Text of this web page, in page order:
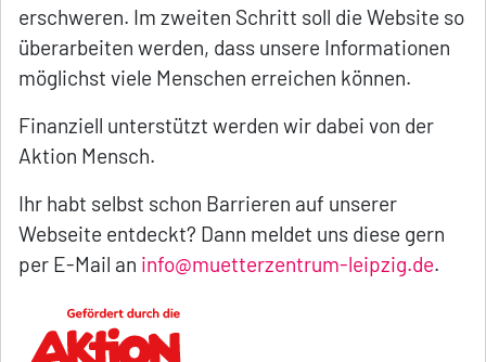
erschweren. Im zweiten Schritt soll die Website so
überarbeiten werden, dass unsere Informationen
möglichst viele Menschen erreichen können.
Finanziell unterstützt werden wir dabei von der
Aktion Mensch.
Ihr habt selbst schon Barrieren auf unserer
Webseite entdeckt? Dann meldet uns diese gern
per E-Mail an info@muetterzentrum-leipzig.de.